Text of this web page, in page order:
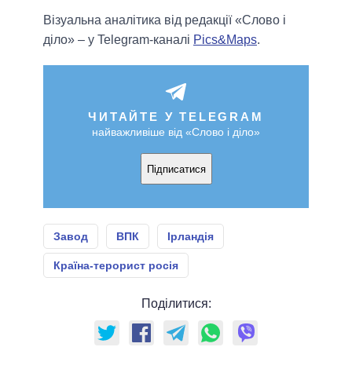
Візуальна аналітика від редакції «Слово і
діло» – у Telegram-каналі Pics&Maps.
ЧИТАЙТЕ У TELEGRAM
найважливіше від «Слово і діло»
Підписатися
Завод ВПК Ірландія
Країна-терорист росія
Поділитися: